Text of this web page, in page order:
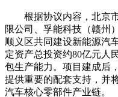
根据协议内容，北京
限公司、孚能科技（赣州
顺义区共同建设新能源汽
定资产总投资约80亿元人
包生产能力。项目建成后
提供重要的配套支持，并
汽车核心零部件产业链。